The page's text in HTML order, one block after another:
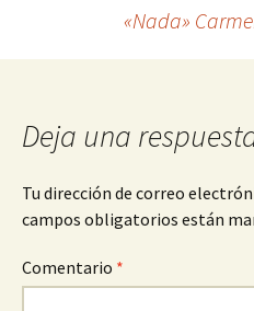
de
entradas
«Nada»
Deja una
Tu dirección de correo
campos obligatorios están
Comentario *